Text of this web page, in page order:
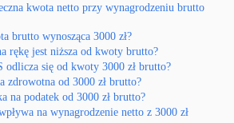
kwota netto przy wynagrodzeniu brutto
brutto wynosząca 3000 zł?
rękę jest niższa od kwoty brutto?
odlicza się od kwoty 3000 zł brutto?
zdrowotna od 3000 zł brutto?
na podatek od 3000 zł brutto?
na wynagrodzenie netto z 3000 zł